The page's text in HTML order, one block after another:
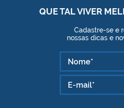
QUE TAL VIVER
Cadastre-se e
nossas dicas e